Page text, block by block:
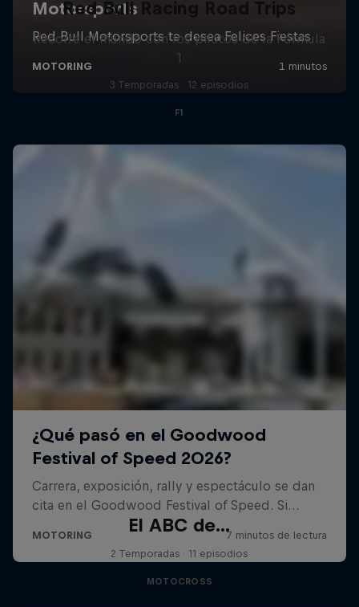
Red Bull Racing Road Trips
Recorre el mundo con los pilotos de la Fórmula
1
3 Temporadas · 12 episodios
F1
El ABC de...
2 Temporadas · 11 episodios
MOTOCROSS